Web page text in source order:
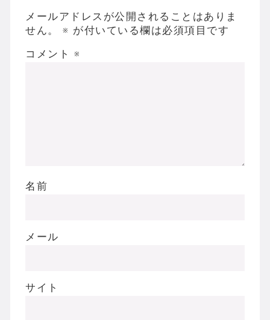
メールアドレスが公開されることはありま
せん。
※ が付いている欄は必須項目です
コメント ※
名前
メール
サイト